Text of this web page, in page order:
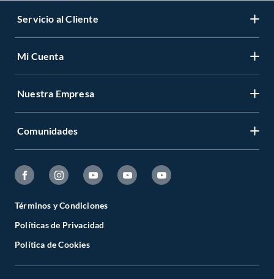
Servicio al Cliente
Mi Cuenta
Nuestra Empresa
Comunidades
Términos y Condiciones
Políticas de Privacidad
Política de Cookies